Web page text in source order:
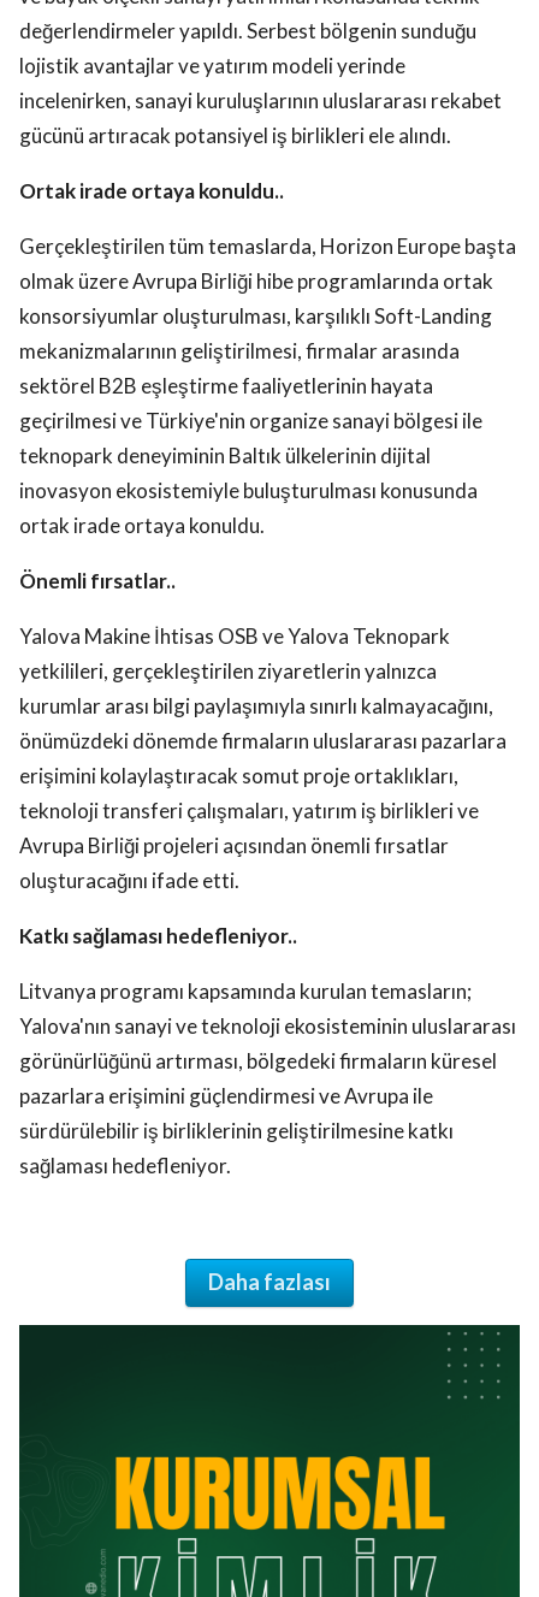
değerlendirmeler yapıldı. Serbest bölgenin sunduğu
lojistik avantajlar ve yatırım modeli yerinde
incelenirken, sanayi kuruluşlarının uluslararası rekabet
gücünü artıracak potansiyel iş birlikleri ele alındı.
Ortak irade ortaya konuldu..
Gerçekleştirilen tüm temaslarda, Horizon Europe başta
olmak üzere Avrupa Birliği hibe programlarında ortak
konsorsiyumlar oluşturulması, karşılıklı Soft-Landing
mekanizmalarının geliştirilmesi, firmalar arasında
sektörel B2B eşleştirme faaliyetlerinin hayata
geçirilmesi ve Türkiye'nin organize sanayi bölgesi ile
teknopark deneyiminin Baltık ülkelerinin dijital
inovasyon ekosistemiyle buluşturulması konusunda
ortak irade ortaya konuldu.
Önemli fırsatlar..
Yalova Makine İhtisas OSB ve Yalova Teknopark
yetkilileri, gerçekleştirilen ziyaretlerin yalnızca
kurumlar arası bilgi paylaşımıyla sınırlı kalmayacağını,
önümüzdeki dönemde firmaların uluslararası pazarlara
erişimini kolaylaştıracak somut proje ortaklıkları,
teknoloji transferi çalışmaları, yatırım iş birlikleri ve
Avrupa Birliği projeleri açısından önemli fırsatlar
oluşturacağını ifade etti.
Katkı sağlaması hedefleniyor..
Litvanya programı kapsamında kurulan temasların;
Yalova'nın sanayi ve teknoloji ekosisteminin uluslararası
görünürlüğünü artırması, bölgedeki firmaların küresel
pazarlara erişimini güçlendirmesi ve Avrupa ile
sürdürülebilir iş birliklerinin geliştirilmesine katkı
sağlaması hedefleniyor.
Daha fazlası